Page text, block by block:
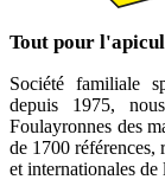
Tout pour
Société familiale
depuis 1975,
Foulayronnes des
de 1700 références,
et internationales de